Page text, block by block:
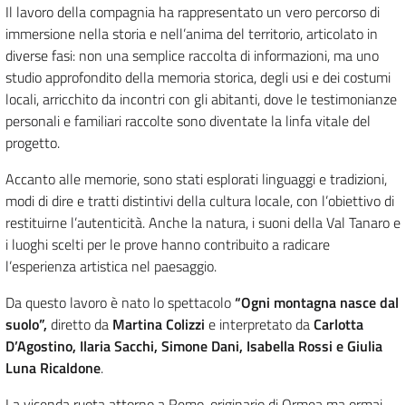
Il lavoro della compagnia ha rappresentato un vero percorso di
immersione nella storia e nell’anima del territorio, articolato in
diverse fasi: non una semplice raccolta di informazioni, ma uno
studio approfondito della memoria storica, degli usi e dei costumi
locali, arricchito da incontri con gli abitanti, dove le testimonianze
personali e familiari raccolte sono diventate la linfa vitale del
progetto.
Accanto alle memorie, sono stati esplorati linguaggi e tradizioni,
modi di dire e tratti distintivi della cultura locale, con l’obiettivo di
restituirne l’autenticità. Anche la natura, i suoni della Val Tanaro e
i luoghi scelti per le prove hanno contribuito a radicare
l’esperienza artistica nel paesaggio.
Da questo lavoro è nato lo spettacolo“Ogni montagna nasce dal
suolo”, diretto da Martina Colizzi e interpretato daCarlotta
D’Agostino, Ilaria Sacchi, Simone Dani, Isabella Rossi e Giulia
Luna Ricaldone.